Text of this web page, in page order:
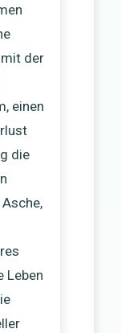
der
einen
die
Leben